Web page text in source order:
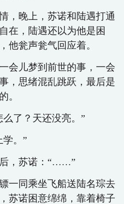
，晚上，苏诺和陆遇打通
在，陆遇还以为他是困
他瓮声瓮气回应着。
会儿梦到前世的事，一会
，思绪混乱跳跃，最后是
。
了？天还没亮。”
学。”
，苏诺：“……”
一同乘坐飞船送陆名琮去
苏诺困意绵绵，靠着椅子